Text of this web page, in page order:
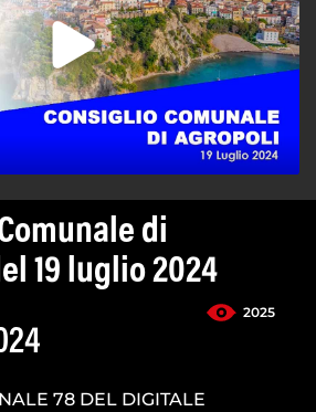
di
19 luglio 2024
2025
78 DEL DIGITALE